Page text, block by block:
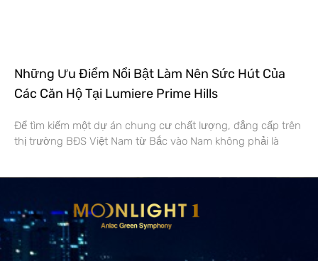
Những Ưu Điểm Nổi Bật Làm Nên Sức Hút Của
Các Căn Hộ Tại Lumiere Prime Hills
Để tìm kiếm một dự án chung cư chất lượng, đẳng cấp trên
thị trường BĐS Việt Nam từ Bắc vào Nam không phải là